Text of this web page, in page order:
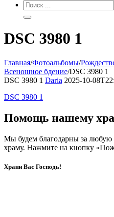
DSC 3980 1
Главная/Фотоальбомы/
Всенощное бдение/DSC 3980 1
DSC 3980 1 Daria 2025-10-
DSC 3980 1
Помощь нашему
Мы будем благодарны за
храму. Нажмите на кнопку
Храни Вас Господь!